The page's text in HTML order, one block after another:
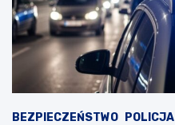
BEZPIECZEŃSTWO POLICJA